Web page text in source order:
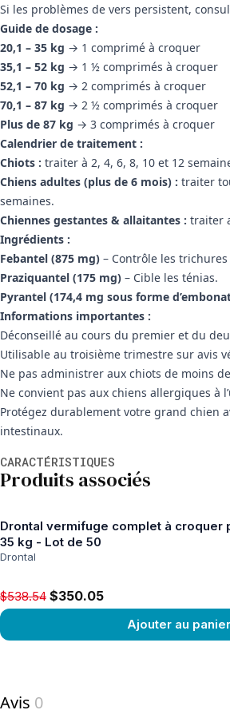
Si les problèmes de vers persistent,
Guide de dosage :
20,1 – 35 kg → 1 comprimé à croquer
35,1 – 52 kg → 1 ½ comprimés à croquer
52,1 – 70 kg → 2 comprimés à croquer
70,1 – 87 kg → 2 ½ comprimés à croquer
Plus de 87 kg → 3 comprimés à croquer
Calendrier de traitement :
Chiots : traiter à 2, 4, 6, 8, 10 et 12
Chiens adultes (plus de 6 mois) : traiter
semaines.
Chiennes gestantes & allaitantes : traiter
Ingrédients :
Febantel (875 mg) – Contrôle les
Praziquantel (175 mg) – Cible les ténias.
Pyrantel (174,4 mg sous forme
Informations importantes :
Déconseillé au cours du premier et du
Utilisable au troisième trimestre sur avis
Ne pas administrer aux chiots de moins
Ne convient pas aux chiens allergiques à
Protégez durablement votre grand chien
intestinaux.
CARACTÉRISTIQUES
Produits associés
Drontal vermifuge complet à croquer
35 kg - Lot de 50
Drontal
Original price $538.54, now $350.05
$538.54 $350.05
Ajouter au panier
Avis 0